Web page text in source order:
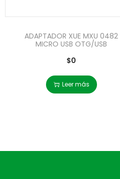
ADAPTADOR XUE MXU 0482
MICRO USB OTG/USB
$0
Leer más